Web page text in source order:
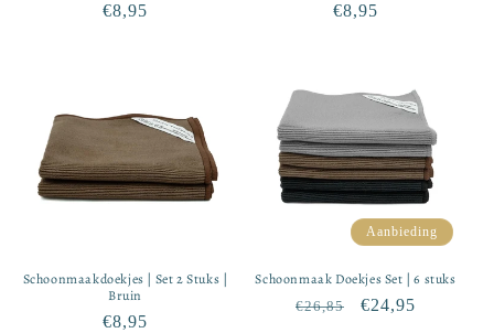
Normale
€8,95
Normale
€8,95
Schoonmaakdoekjes | Set 2 Stuks |
Bruin
Normale
€8,95
Aanbieding
Schoonmaak Doekjes Set | 6 stuks
Normale
€26,85 €24,95